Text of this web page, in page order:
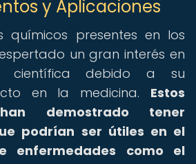
y Aplicaciones
químicos presentes en los
un gran interés en
científica debido a su
en la medicina. Estos
demostrado tener
podrían ser útiles en el
enfermedades como el